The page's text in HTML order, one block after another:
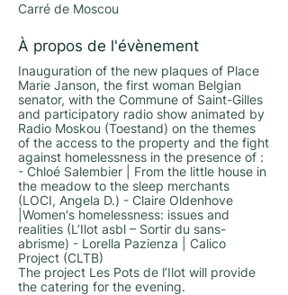
Carré de Moscou
À propos de l'évènement
Inauguration of the new plaques of Place
Marie Janson, the first woman Belgian
senator, with the Commune of Saint-Gilles
and participatory radio show animated by
Radio Moskou (Toestand) on the themes
of the access to the property and the fight
against homelessness in the presence of :
- Chloé Salembier | From the little house in
the meadow to the sleep merchants
(LOCI, Angela D.) - Claire Oldenhove
|Women's homelessness: issues and
realities (L’Ilot asbl – Sortir du sans-
abrisme) - Lorella Pazienza | Calico
Project (CLTB)
The project Les Pots de l’Ilot will provide
the catering for the evening.